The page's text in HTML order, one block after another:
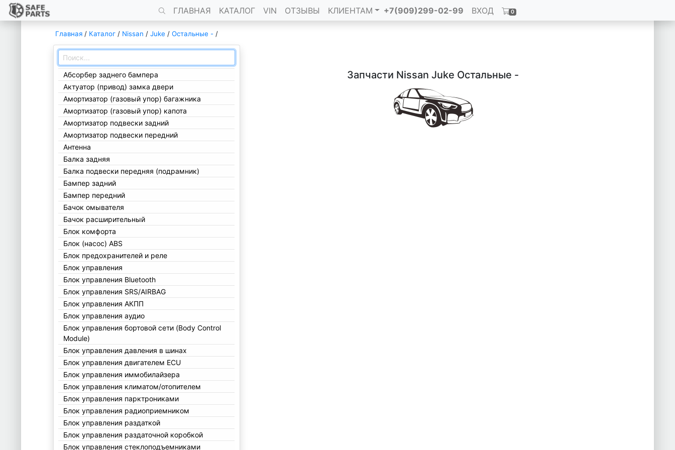
ГЛАВНАЯ КАТАЛОГ VIN ОТЗЫВЫ КЛИЕНТАМ +7(909)299-02-99 ВХОД 0
Главная / Каталог / Nissan / Juke / Остальные - /
Абсорбер заднего бампера
Актуатор (привод) замка двери
Амортизатор (газовый упор) багажника
Амортизатор (газовый упор) капота
Амортизатор подвески задний
Амортизатор подвески передний
Антенна
Балка задняя
Балка подвески передняя (подрамник)
Бампер задний
Бампер передний
Бачок омывателя
Бачок расширительный
Блок комфорта
Блок (насос) ABS
Блок предохранителей и реле
Блок управления
Блок управления Bluetooth
Блок управления SRS/AIRBAG
Блок управления АКПП
Блок управления аудио
Блок управления бортовой сети (Body Control
Module)
Блок управления давления в шинах
Блок управления двигателем ECU
Блок управления иммобилайзера
Блок управления климатом/отопителем
Блок управления парктрониками
Блок управления радиоприемником
Блок управления раздаткой
Блок управления раздаточной коробкой
Блок управления стеклоподъемниками
Запчасти Nissan Juke Остальные -